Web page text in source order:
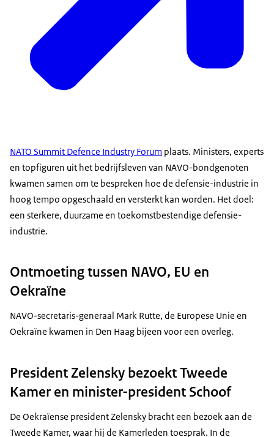
NATO Summit Defence Industry Forum plaats. Ministers, experts
en topfiguren uit het bedrijfsleven van NAVO-bondgenoten
kwamen samen om te bespreken hoe de defensie-industrie in
hoog tempo opgeschaald en versterkt kan worden. Het doel:
een sterkere, duurzame en toekomstbestendige defensie-
industrie.
Ontmoeting tussen NAVO, EU en
Oekraïne
NAVO-secretaris-generaal Mark Rutte, de Europese Unie en
Oekraïne kwamen in Den Haag bijeen voor een overleg.
President Zelensky bezoekt Tweede
Kamer en minister-president Schoof
De Oekraïense president Zelensky bracht een bezoek aan de
Tweede Kamer, waar hij de Kamerleden toesprak. In de